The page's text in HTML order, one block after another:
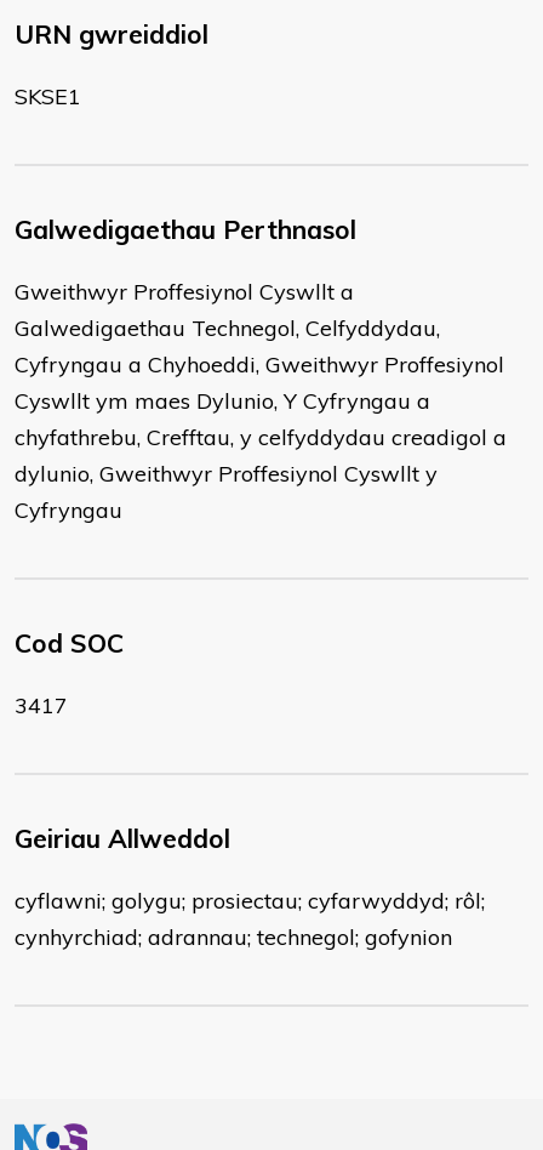
URN gwreiddiol
SKSE1
Galwedigaethau Perthnasol
Gweithwyr Proffesiynol Cyswllt a
Galwedigaethau Technegol, Celfyddydau,
Cyfryngau a Chyhoeddi, Gweithwyr Proffesiynol
Cyswllt ym maes Dylunio, Y Cyfryngau a
chyfathrebu, Crefftau, y celfyddydau creadigol a
dylunio, Gweithwyr Proffesiynol Cyswllt y
Cyfryngau
Cod SOC
3417
Geiriau Allweddol
cyflawni; golygu; prosiectau; cyfarwyddyd; rôl;
cynhyrchiad; adrannau; technegol; gofynion